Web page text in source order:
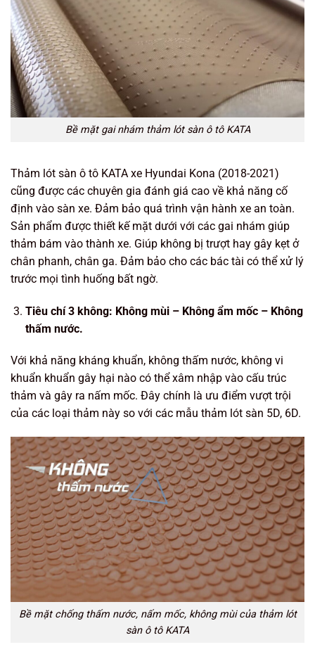
Bề mặt gai nhám thảm lót sàn ô tô KATA
Thảm lót sàn ô tô KATA xe Hyundai Kona (2018-2021)
cũng được các chuyên gia đánh giá cao về khả năng cố
định vào sàn xe. Đảm bảo quá trình vận hành xe an toàn.
Sản phẩm được thiết kế mặt dưới với các gai nhám giúp
thảm bám vào thành xe. Giúp không bị trượt hay gây kẹt ở
chân phanh, chân ga. Đảm bảo cho các bác tài có thể xử lý
trước mọi tình huống bất ngờ.
Tiêu chí 3 không: Không mùi – Không ẩm mốc – Không
thấm nước.
Với khả năng kháng khuẩn, không thấm nước, không vi
khuẩn khuẩn gây hại nào có thể xâm nhập vào cấu trúc
thảm và gây ra nấm mốc. Đây chính là ưu điểm vượt trội
của các loại thảm này so với các mẫu thảm lót sàn 5D, 6D.
Bề mặt chống thấm nước, nấm mốc, không mùi của thảm lót
sàn ô tô KATA